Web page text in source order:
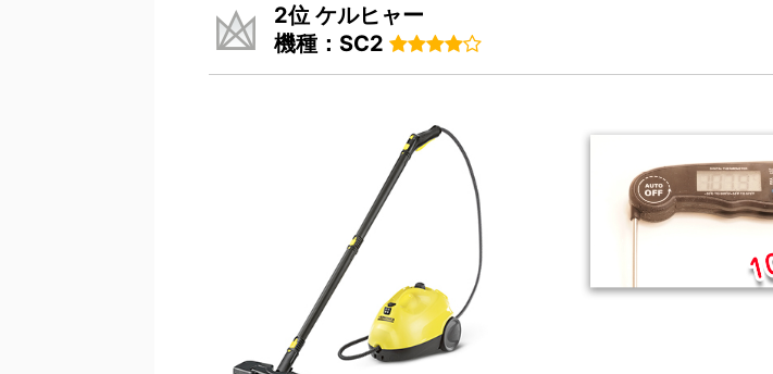
2位 ケルヒャー
機種：SC2